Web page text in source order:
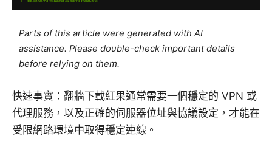
Parts of this article were generated with AI
assistance. Please double-check important details
before relying on them.
快速事實：翻牆下載紅果通常需要一個穩定的 VPN 或
代理服務，以及正確的伺服器位址與協議設定，才能在
受限網路環境中取得穩定連線。